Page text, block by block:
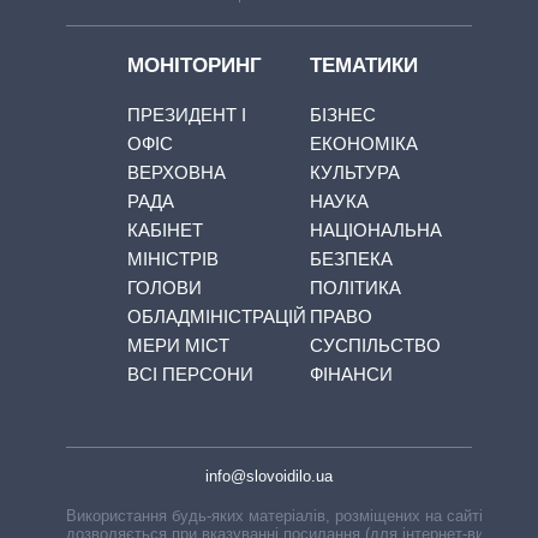
МОНІТОРИНГ
ПРЕЗИДЕНТ І
ОФІС
ВЕРХОВНА
РАДА
КАБІНЕТ
МІНІСТРІВ
ГОЛОВИ
ОБЛАДМІНІСТРАЦІЙ
МЕРИ МІСТ
ВСІ ПЕРСОНИ
ТЕМАТИКИ
БІЗНЕС
ЕКОНОМІКА
КУЛЬТУРА
НАУКА
НАЦІОНАЛЬНА
БЕЗПЕКА
ПОЛІТИКА
ПРАВО
СУСПІЛЬСТВО
ФІНАНСИ
info@slovoidilo.ua
Використання будь-яких матеріалів, розміщених на сайті,
дозволяється при вказуванні посилання (для інтернет-видань